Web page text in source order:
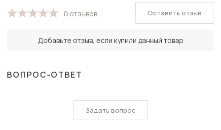
0 отзывов
Добавьте отзыв, если купили данный товар
Оставить отзыв
ВОПРОС-ОТВЕТ
Задать вопрос